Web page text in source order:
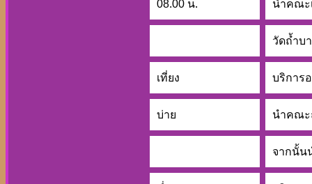
08.00 น. นำคณะ
วัดถ้ำบ
เที่ยง บริการ
บ่าย นำคณะ
จากนั้น